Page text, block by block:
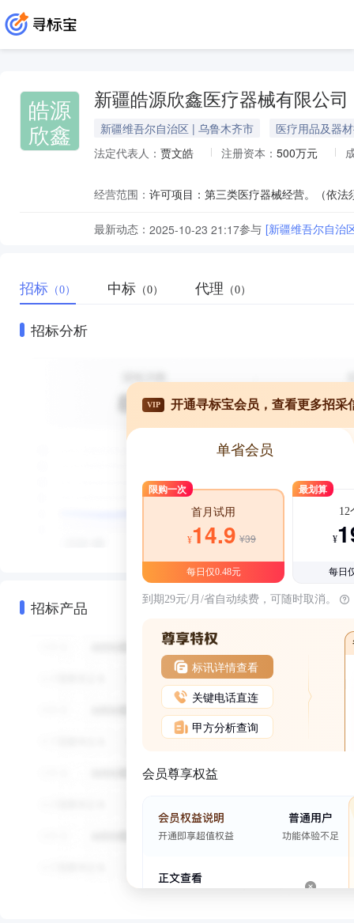
皓源
欣鑫
新疆皓源欣鑫医疗器械有限公司
新疆维吾尔自治区 | 乌鲁木齐市
医疗用品及器
法定代表人： 贾文皓 注册资本： 500万元
经营范围：
最新动态： 2025-10-23 21:17参与 [新疆维吾尔自治
招标 （0） 中标 （0） 代理 （0）
招标分析
招标产品
VIP 开通寻标宝会员，查看更多招采
单省会员
限购一次
首月试用
¥14.9 ¥39
每日仅0.48元
最划算
12
¥
每日
到期29元/月/省自动续费，可随时取消。
标讯详情查看
关键电话直连
甲方分析查询
会员尊享权益